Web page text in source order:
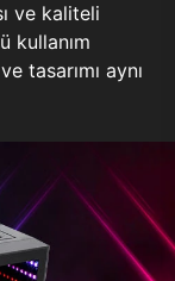
ve kaliteli
kullanım
tasarımı aynı